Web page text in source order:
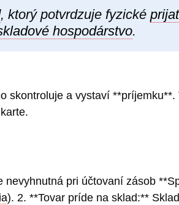
, ktorý potvrdzuje fyzické
hospodárstvo.
skontroluje a vystaví
pri účtovaní zásob
). 2. **Tovar príde na sklad:**